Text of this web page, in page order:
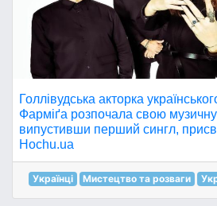
Голлівудська акторка
Фарміґа розпочала свою музичну
випустивши перший сингл,
Hochu.ua
Українці Мистецтво та розваги